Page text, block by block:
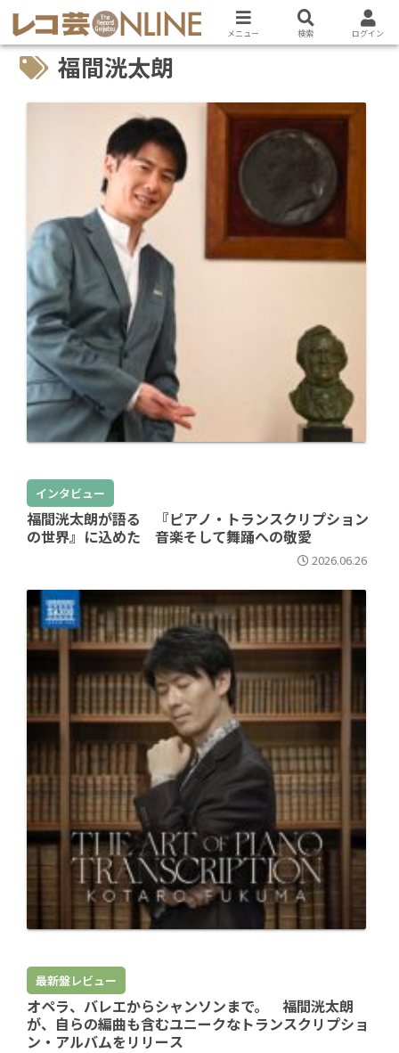
福間洸太朗
インタビュー
福間洸太朗が語る 『ピアノ・トランスクリプション
の世界』に込めた 音楽そして舞踊への敬愛
2026.06.26
最新盤レビュー
オペラ、バレエからシャンソンまで。 福間洸太朗
が、自らの編曲も含むユニークなトランスクリプショ
ン・アルバムをリリース
メニュー 検索 ログイン